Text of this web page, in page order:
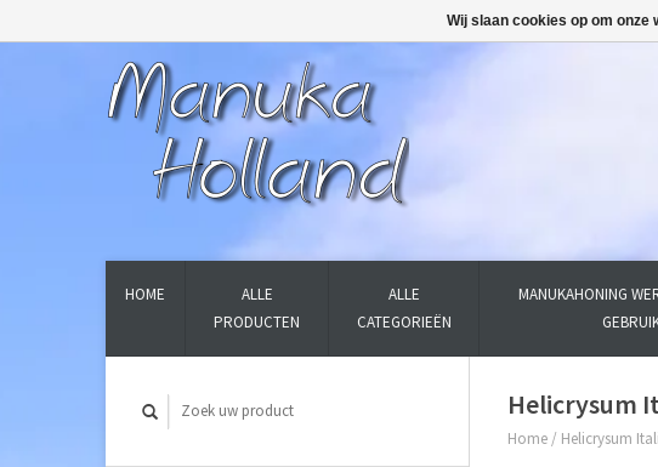
HOME
ALLE
PRODUCTEN
ALLE
CATEGORIEËN
MANUKAHONING
Helicrysum
Home / Helicrysum
Wij slaan cookies op om